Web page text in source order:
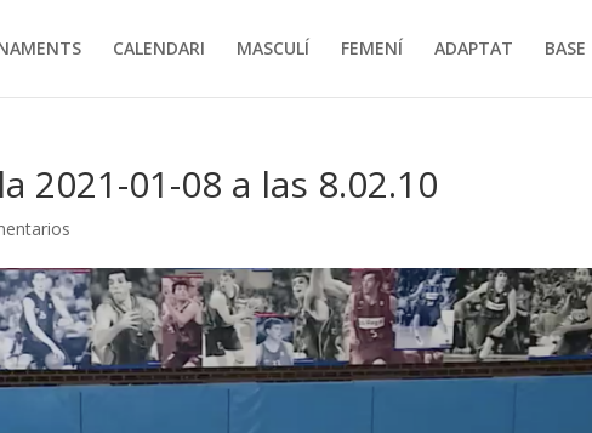
CALENDARI MASCULÍ FEMENÍ ADAPTAT BASE
2021-01-08 a las 8.02.10